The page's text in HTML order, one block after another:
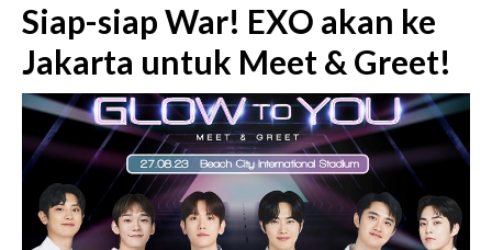
Siap-siap War! EXO akan ke
Jakarta untuk Meet & Greet!